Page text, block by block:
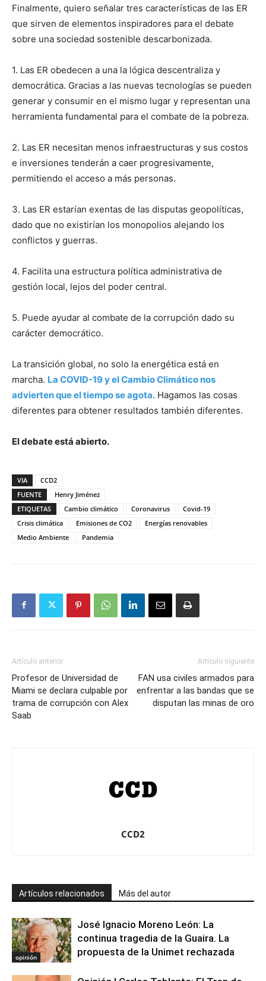
Finalmente, quiero señalar tres características de las ER
que sirven de elementos inspiradores para el debate
sobre una sociedad sostenible descarbonizada.
1. Las ER obedecen a una la lógica descentraliza y
democrática. Gracias a las nuevas tecnologías se pueden
generar y consumir en el mismo lugar y representan una
herramienta fundamental para el combate de la pobreza.
2. Las ER necesitan menos infraestructuras y sus costos
e inversiones tenderán a caer progresivamente,
permitiendo el acceso a más personas.
3. Las ER estarían exentas de las disputas geopolíticas,
dado que no existirían los monopolios alejando los
conflictos y guerras.
4. Facilita una estructura política administrativa de
gestión local, lejos del poder central.
5. Puede ayudar al combate de la corrupción dado su
carácter democrático.
La transición global, no solo la energética está en
marcha. La COVID-19 y el Cambio Climático nos
advierten que el tiempo se agota. Hagamos las cosas
diferentes para obtener resultados también diferentes.
El debate está abierto.
VIA
CCD2
FUENTE
Henry Jiménez
ETIQUETAS
Cambio climático Coronavirus
Covid-19
Crisis climática
Emisiones de CO2
Energías renovables
Medio Ambiente
Pandemia
Artículo anterior
Profesor de Universidad de
Miami se declara culpable por
trama de corrupción con Alex
Saab
Artículo siguiente
FAN usa civiles armados para
enfrentar a las bandas que se
disputan las minas de oro
CCD2
Artículos relacionados Más del autor
opinión
José Ignacio Moreno León: La
continua tragedia de la Guaira. La
propuesta de la Unimet rechazada